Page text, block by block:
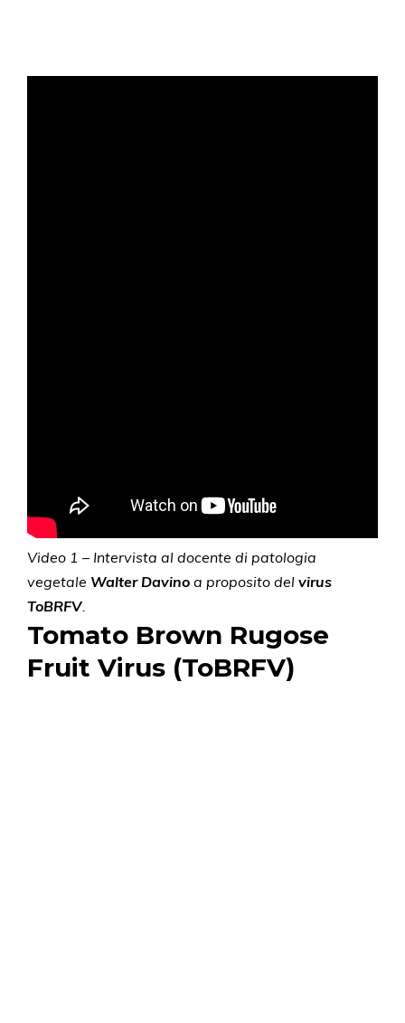
Video 1 – Intervista al docente di patologia
vegetale Walter Davino a proposito del virus
ToBRFV.
Tomato Brown Rugose
Fruit Virus (ToBRFV)